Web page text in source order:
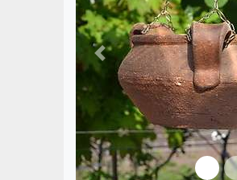
Předchozí